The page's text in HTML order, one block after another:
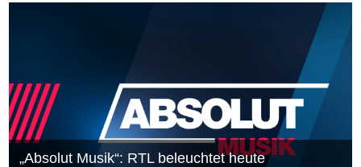
„Absolut Musik“: RTL beleuchtet heute